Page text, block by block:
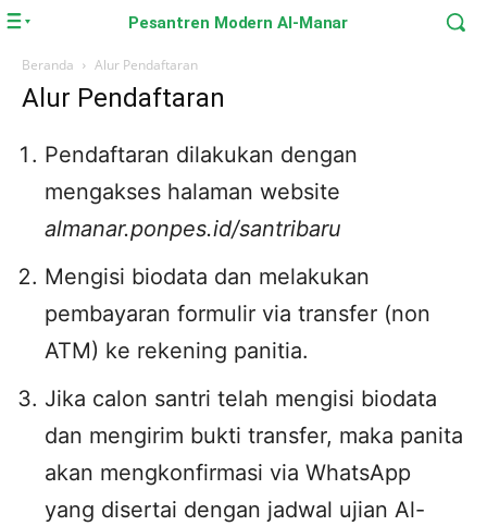
Pesantren Modern Al-Manar
Beranda Alur Pendaftaran
Alur Pendaftaran
Pendaftaran dilakukan dengan
mengakses halaman website
almanar.ponpes.id/santribaru
Mengisi biodata dan melakukan
pembayaran formulir via transfer (non
ATM) ke rekening panitia.
Jika calon santri telah mengisi biodata
dan mengirim bukti transfer, maka panita
akan mengkonfirmasi via WhatsApp
yang disertai dengan jadwal ujian Al-